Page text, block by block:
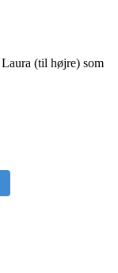
(til højre) som